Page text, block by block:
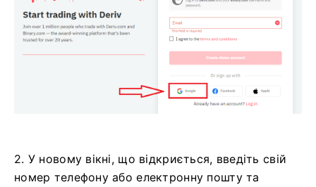
2. У новому вікні, що відкриється, введіть свій
номер телефону або електронну пошту та